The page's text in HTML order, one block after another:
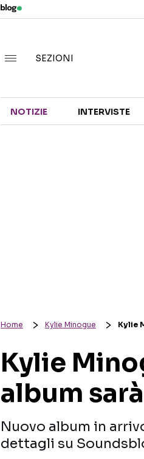
SEZIONI
NOTIZIE INTERVISTE
Home Kylie Minogue Kylie
Kylie
album
Nuovo album in
dettagli su